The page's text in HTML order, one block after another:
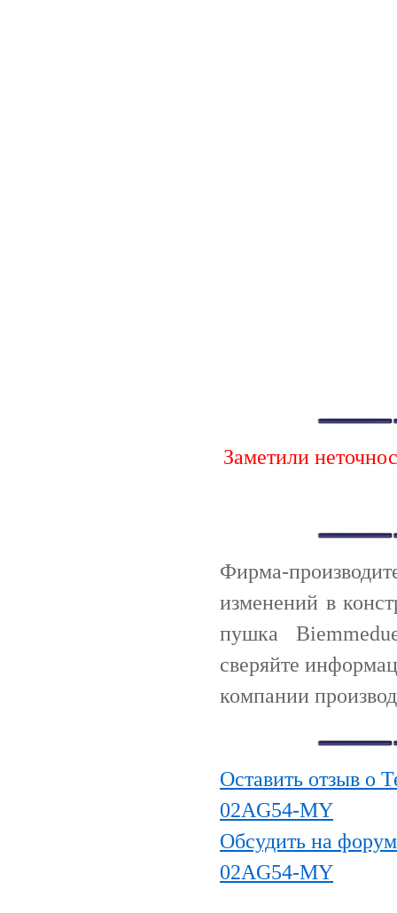
Заметили
Фирма-
изменений в
пушка
сверяйте
компании
Оставить отзыв о
02AG54-MY
Обсудить на
02AG54-MY